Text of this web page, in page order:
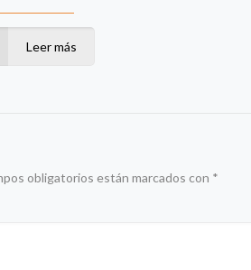
Leer más
obligatorios están marcados con *